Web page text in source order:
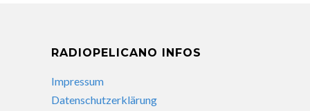
RADIOPELICANO INFOS
Impressum
Datenschutzerklärung